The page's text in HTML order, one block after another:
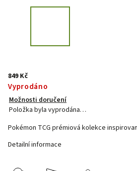
849 Kč
Vyprodáno
Možnosti doručení
Položka byla vyprodána…
Pokémon TCG prémiová kolekce
Detailní informace